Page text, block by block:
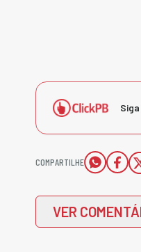
COMPARTILHE
VER